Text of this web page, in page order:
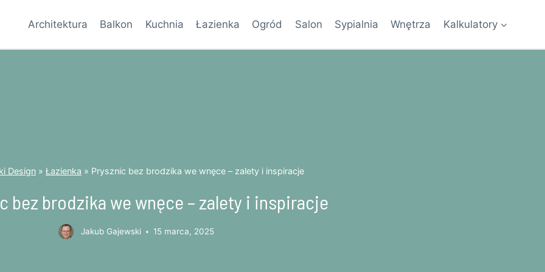
Architektura Balkon Kuchnia Łazienka Ogród Salon Sypialnia Wnętrza Kalkulatory
Design » Łazienka » Prysznic bez brodzika we wnęce – zalety i inspiracje
bez brodzika we wnęce – zalety i inspiracje
Jakub Gajewski 15 marca, 2025